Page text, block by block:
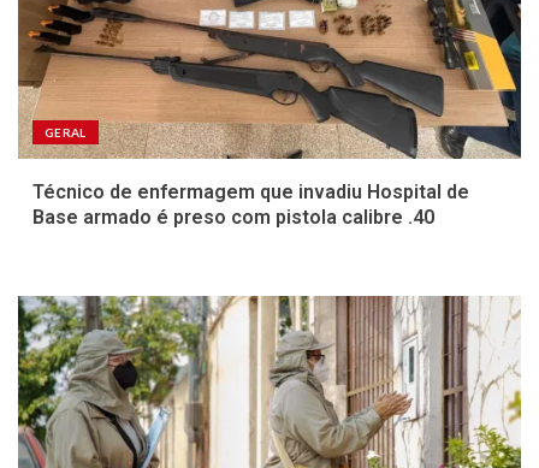
GERAL
Técnico de enfermagem que invadiu Hospital de
Base armado é preso com pistola calibre .40